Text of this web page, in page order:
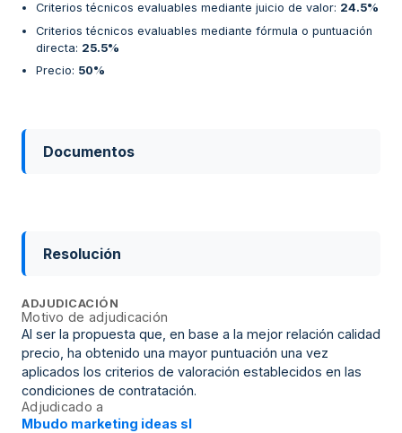
Criterios técnicos evaluables mediante juicio de valor: 24.5%
Criterios técnicos evaluables mediante fórmula o puntuación
directa: 25.5%
Precio: 50%
Documentos
Resolución
ADJUDICACIÓN
Motivo de adjudicación
Al ser la propuesta que, en base a la mejor relación calidad
precio, ha obtenido una mayor puntuación una vez
aplicados los criterios de valoración establecidos en las
condiciones de contratación.
Adjudicado a
Mbudo marketing ideas sl